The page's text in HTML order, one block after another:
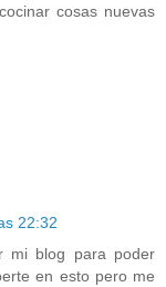
cosas nuevas
22:32
mi blog para poder
en esto pero me